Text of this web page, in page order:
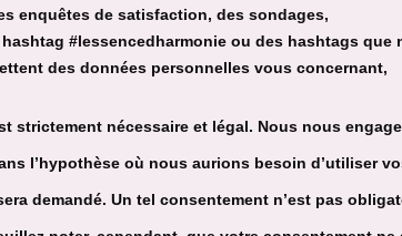
enquêtes de satisfaction, des sondages,
#lessencedharmonie ou des hashtags que
des données personnelles vous concernant,
nécessaire et légal. Nous nous
l’hypothèse où nous aurions besoin d’utiliser
demandé. Un tel consentement n’est pas